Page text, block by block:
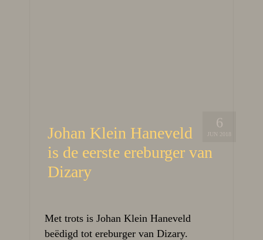
6
JUN 2018
Johan Klein Haneveld
is de eerste ereburger van
Dizary
Met trots is Johan Klein Haneveld
beëdigd tot ereburger van Dizary.